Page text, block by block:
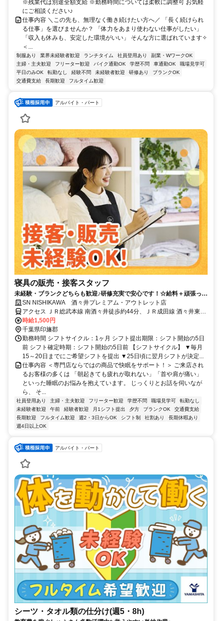
※残業代は別途全額支給 ※勤務時間については柔軟に調整可 お気軽
にご相談ください♪
仕事内容 ＼この先も、無理なく働き続けたい方へ／ 「長く続けられ
る仕事」を選びませんか？ 「体力をあまり使わない仕事がしたい」
「収入も休みも、安定した環境がいい」 そんな方に選ばれています✧
＜...
制服あり 業界未経験者歓迎 ランチタイム 社員登用あり
副業・WワークOK
主婦・主夫歓迎
フリーター歓迎 バイク通勤OK 学歴不問 車通勤OK
職場見学可
平日のみOK
転勤なし 経験不問 未経験者歓迎 研修あり
ブランクOK
交通費支給
長期歓迎 フルタイム歓迎
アルバイト・パート
寝具の販売・接客スタッフ
未経験・ブランクどちらも歓迎♪研修充実で安心です！☆給料＋頑張った
分のインセンあり☆
SN NISHIKAWA 酒々井プレミアム・アウトレット店
アクセス ＪＲ総武本線 南酒々井徒歩約44分、ＪＲ成田線 酒々井東口
徒歩約45分、京成本線 京成酒々井東口徒歩約56分
時給1,500円
千葉県印旛郡
勤務時間 シフトサイクル：1ヶ月 シフト提出期限：シフト開始の5日
前 シフト確定時期：シフト開始の5日前 【シフトサイクル】 ▼毎月
15～20日までにご希望シフトを提出 ▼25日頃に翌月シフトが決定...
仕事内容 ＜専門店ならではの商品で快眠をサポート！＞ ご来店され
るお客様の多くは 「朝起きても疲れが取れない」「首や肩が痛い」
といった睡眠のお悩みを抱えています。 じっくりとお話を伺いなが
ら、 そ...
社員登用あり 主婦・主夫歓迎 フリーター歓迎 学歴不問 職場見学可
転勤なし
未経験者歓迎
午前 経験者歓迎 月1シフト提出 夕方 ブランクOK
交通費支給
長期歓迎
フルタイム歓迎 週2・3日からOK シフト制 社割あり
長期休暇あり
週4日以上OK
アルバイト・パート
シーツ・タオル類の仕分け(週5・8h)